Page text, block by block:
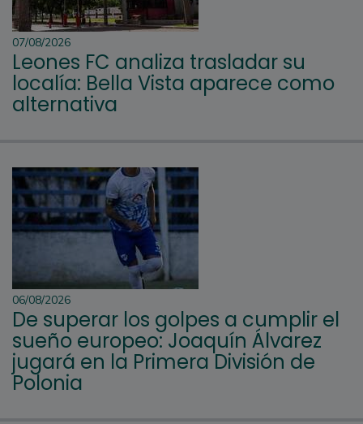
07/08/2026
Leones FC analiza trasladar su
localía: Bella Vista aparece como
alternativa
06/08/2026
De superar los golpes a cumplir el
sueño europeo: Joaquín Álvarez
jugará en la Primera División de
Polonia